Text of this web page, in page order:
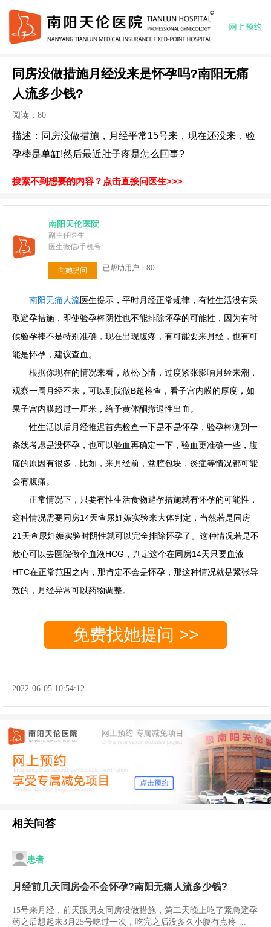
同房没做措施月经没来是怀孕吗?南阳无痛
人流多少钱?
阅读：80
描述：同房没做措施，月经平常15号来，现在还没来，验
孕棒是单缸!然后最近肚子疼是怎么回事?
搜索不到想要的内容？点击直接问医生>>>
南阳天伦医院
副主任医生
医生微信/手机号:
向她提问 已帮助用户：80
南阳无痛人流医生提示，平时月经正常规律，有性生活没有采
取避孕措施，即使验孕棒阴性也不能排除怀孕的可能性，因为有时
候验孕棒不是特别准确，现在出现腹疼，有可能要来月经，也有可
能是怀孕，建议查血。
根据你现在的情况来看，放松心情，过度紧张影响月经来潮，
观察一周月经不来，可以到院做B超检查，看子宫内膜的厚度，如
果子宫内膜超过一厘米，给予黄体酮撤退性出血。
性生活以后月经推迟首先检查一下是不是怀孕，验孕棒测到一
条线考虑是没怀孕，也可以验血再确定一下，验血更准确一些，腹
痛的原因有很多，比如，来月经前，盆腔包块，炎症等情况都可能
会有腹痛。
正常情况下，只要有性生活食物避孕措施就有怀孕的可能性，
这种情况需要同房14天查尿妊娠实验来大体判定，当然若是同房
21天查尿妊娠实验时阴性就可以完全排除怀孕了。这种情况若是不
放心可以去医院做个血液HCG，判定这个在同房14天只要血液
HTC在正常范围之内，那肯定不会是怀孕，那这种情况就是紧张导
致的，月经异常可以药物调整。
免费找她提问 >>
2022-06-05 10:54:12
相关问答
患者
月经前几天同房会不会怀孕?南阳无痛人流多少钱?
15号来月经，前天跟男友同房没做措施，第二天晚上吃了紧急避孕
药之后想起来3月25号吃过一次，吃完之后没多久小腹有点疼 ...